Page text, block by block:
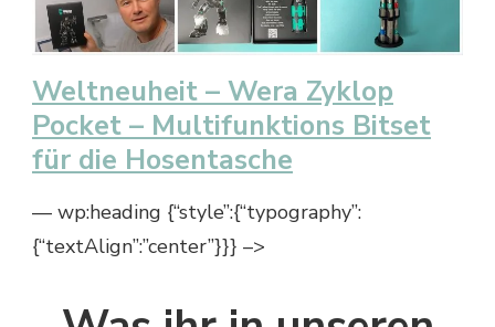
Weltneuheit – Wera Zyklop
Pocket – Multifunktions Bitset
für die Hosentasche
— wp:heading {“style”:{“typography”:
{“textAlign”:”center”}}} –>